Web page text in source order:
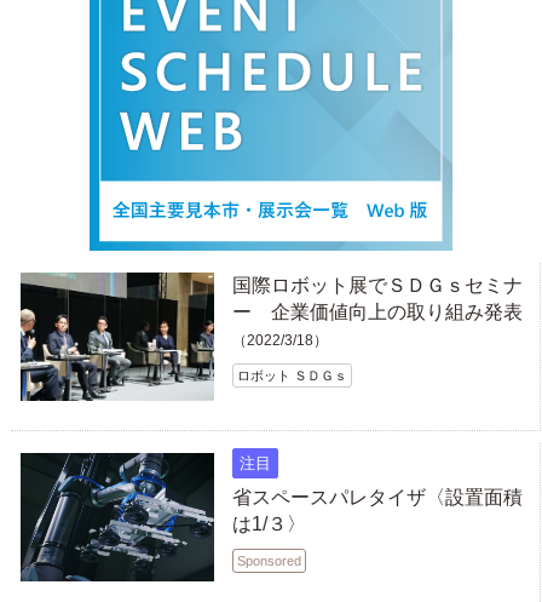
国際ロボット展でＳＤＧｓセミナ
ー 企業価値向上の取り組み発表
（2022/3/18）
ロボット ＳＤＧｓ
注目
省スペースパレタイザ〈設置面積
は1/３〉
Sponsored